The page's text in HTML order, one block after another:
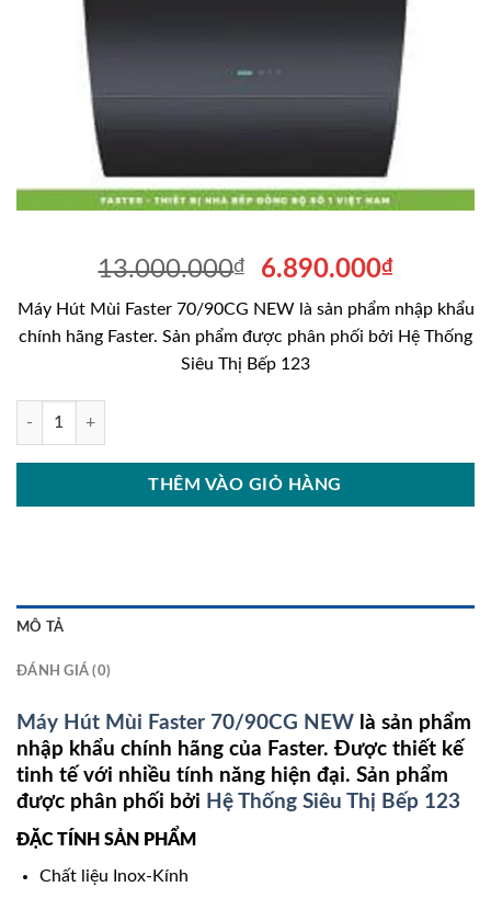
13.000.000₫
Giá
là:
13.000.000₫.
6.890.000₫Giá
tại
là:
Máy Hút Mùi Faster 70/90CG NEW là sản phẩm nhập khẩu
chính hãng Faster. Sản phẩm được phân phối bởi Hệ Thống
Siêu Thị Bếp 123
Máy Hút Mùi Faster 70/90CG NEW số lượng
THÊM VÀO GIỎ HÀNG
MÔ TẢ
ĐÁNH GIÁ (0)
Máy Hút Mùi Faster 70/90CG NEW là sản phẩm
nhập khẩu chính hãng của Faster. Được thiết kế
tinh tế với nhiều tính năng hiện đại. Sản phẩm
được phân phối bởi Hệ Thống Siêu Thị Bếp 123
ĐẶC TÍNH SẢN PHẨM
Chất liệu Inox-Kính